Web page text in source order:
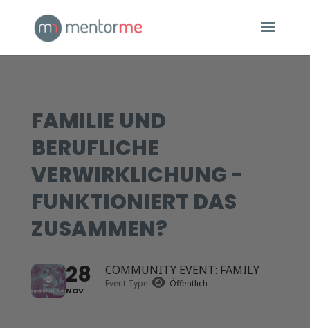
FAMILIE UND
BERUFLICHE
VERWIRKLICHUNG -
FUNKTIONIERT DAS
ZUSAMMEN?
28
NOV
COMMUNITY EVENT: FAMILY
Event Type Öffentlich